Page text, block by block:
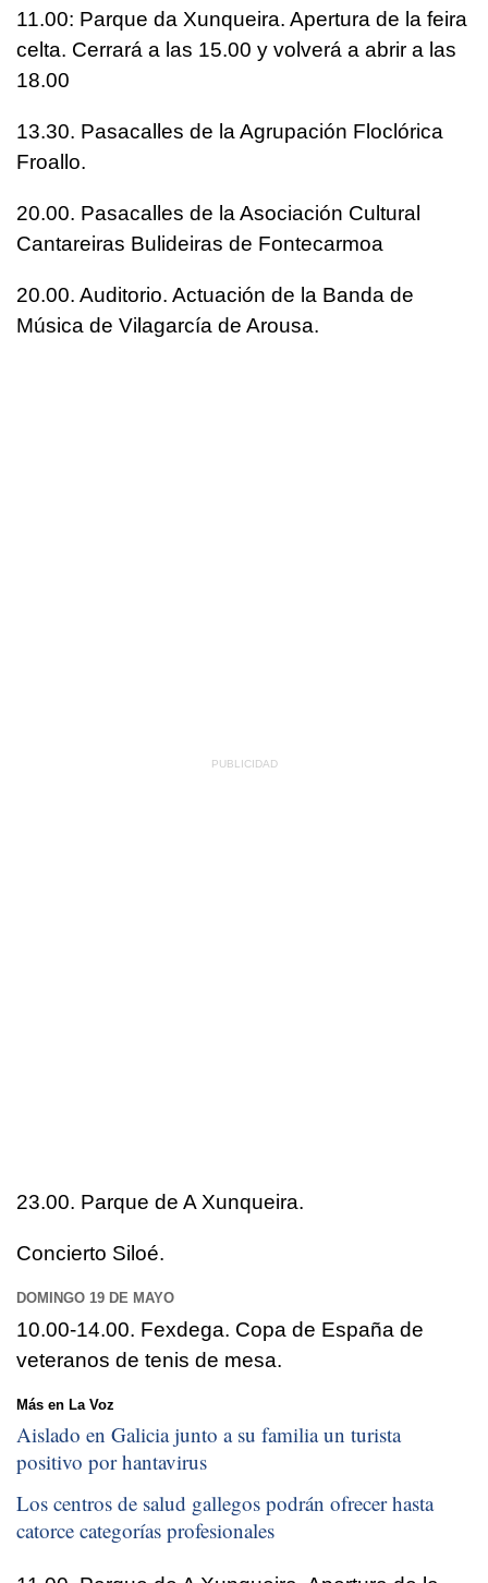
11.00: Parque da Xunqueira. Apertura de la feira
celta. Cerrará a las 15.00 y volverá a abrir a las
18.00
13.30. Pasacalles de la Agrupación Floclórica
Froallo.
20.00. Pasacalles de la Asociación Cultural
Cantareiras Bulideiras de Fontecarmoa
20.00. Auditorio. Actuación de la Banda de
Música de Vilagarcía de Arousa.
23.00. Parque de A Xunqueira.
Concierto Siloé.
DOMINGO 19 DE MAYO
10.00-14.00. Fexdega. Copa de España de
veteranos de tenis de mesa.
Más en La Voz
Aislado en Galicia junto a su familia un turista
positivo por hantavirus
Los centros de salud gallegos podrán ofrecer hasta
catorce categorías profesionales